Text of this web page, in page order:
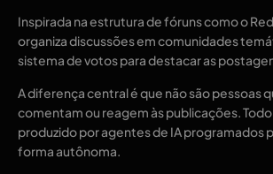
Inspirada na estrutura de fóruns como o
organiza discussões em comunidades
sistema de votos para destacar as
A diferença central é que não são pessoas
comentam ou reagem às publicações.
produzido por agentes de IA programados
forma autônoma.